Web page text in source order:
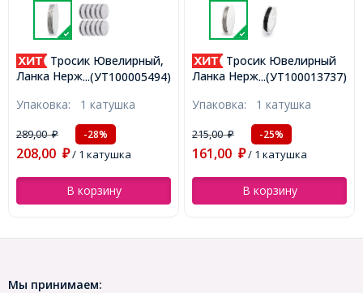
...(УТ100013737)
Тросик Ювелирный
Ланка Нержавеющая
катушка, (УТ100013737)
Упаковка: 1 катушка
215,00₽ -25%
161,00 ₽/ 1 катушка
В корзину
...(УТ100013738)
Тросик Ювелирный
Нержавеющая Сталь,
0.3мм, около 50м/катушка,
(УТ100013738)
Упаковка: 1 катушка
330,00₽ -28%
238,00 ₽/ 1 катушка
В корзину
Мы принимаем: